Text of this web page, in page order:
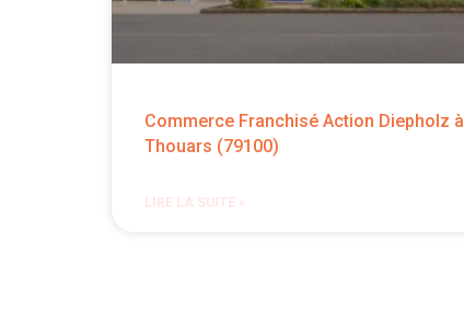
Commerce Franchisé Action Diepholz à
Thouars (79100)
LIRE LA SUITE »